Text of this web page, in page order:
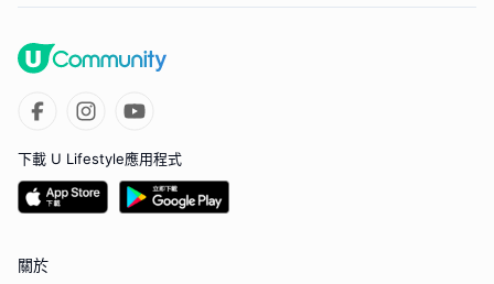
下載 U Lifestyle應用程式
關於